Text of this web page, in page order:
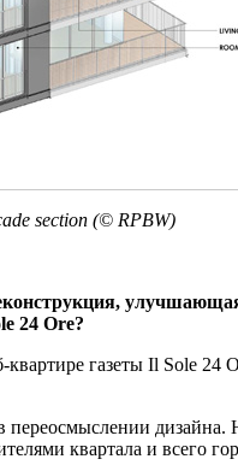
section (© RPBW)
24 Ore?
квартире газеты Il Sole
квартала и всего